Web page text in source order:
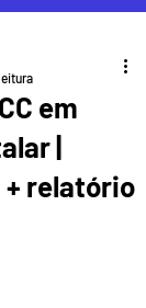
em
|
+ relatório